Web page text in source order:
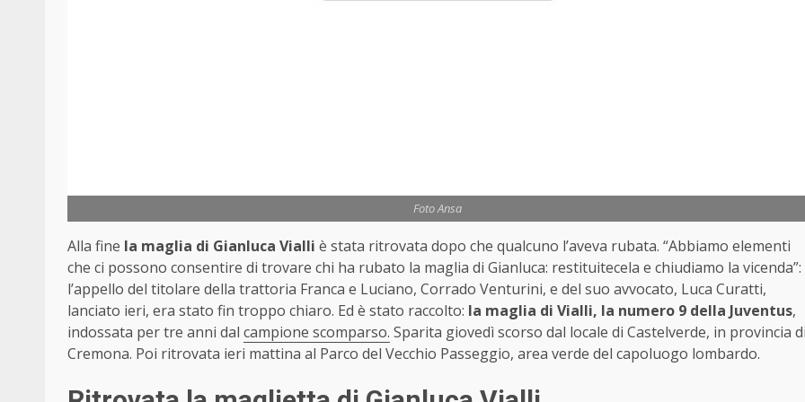
Foto Ansa
Alla fine la maglia di Gianluca Vialli è stata ritrovata dopo che qualcuno l’aveva rubata. “Abbiamo elementi
che ci possono consentire di trovare chi ha rubato la maglia di Gianluca: restituitecela e chiudiamo la vicenda”:
l’appello del titolare della trattoria Franca e Luciano, Corrado Venturini, e del suo avvocato, Luca Curatti,
lanciato ieri, era stato fin troppo chiaro. Ed è stato raccolto: la maglia di Vialli, la numero 9 della Juventus,
indossata per tre anni dal campione scomparso. Sparita giovedì scorso dal locale di Castelverde, in provincia
Cremona. Poi ritrovata ieri mattina al Parco del Vecchio Passeggio, area verde del capoluogo lombardo.